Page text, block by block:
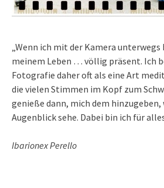
„Wenn ich mit der Kamera
meinem Leben … völlig präsent. Ich
Fotografie daher oft als eine Art
die vielen Stimmen im Kopf zum
genieße dann, mich dem
Augenblick sehe. Dabei bin ich für
Ibarionex Perello